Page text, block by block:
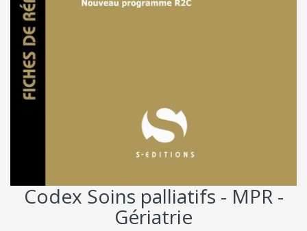
Codex Soins palliatifs - MPR -
Gériatrie